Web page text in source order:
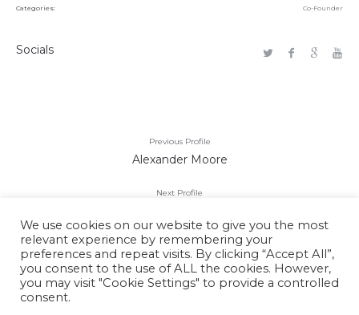
Categories: Co-Founder
Socials
Alexander Moore
Previous Profile
Next Profile
We use cookies on our website to give you the most
relevant experience by remembering your
preferences and repeat visits. By clicking “Accept All”,
you consent to the use of ALL the cookies. However,
you may visit "Cookie Settings" to provide a controlled
consent.